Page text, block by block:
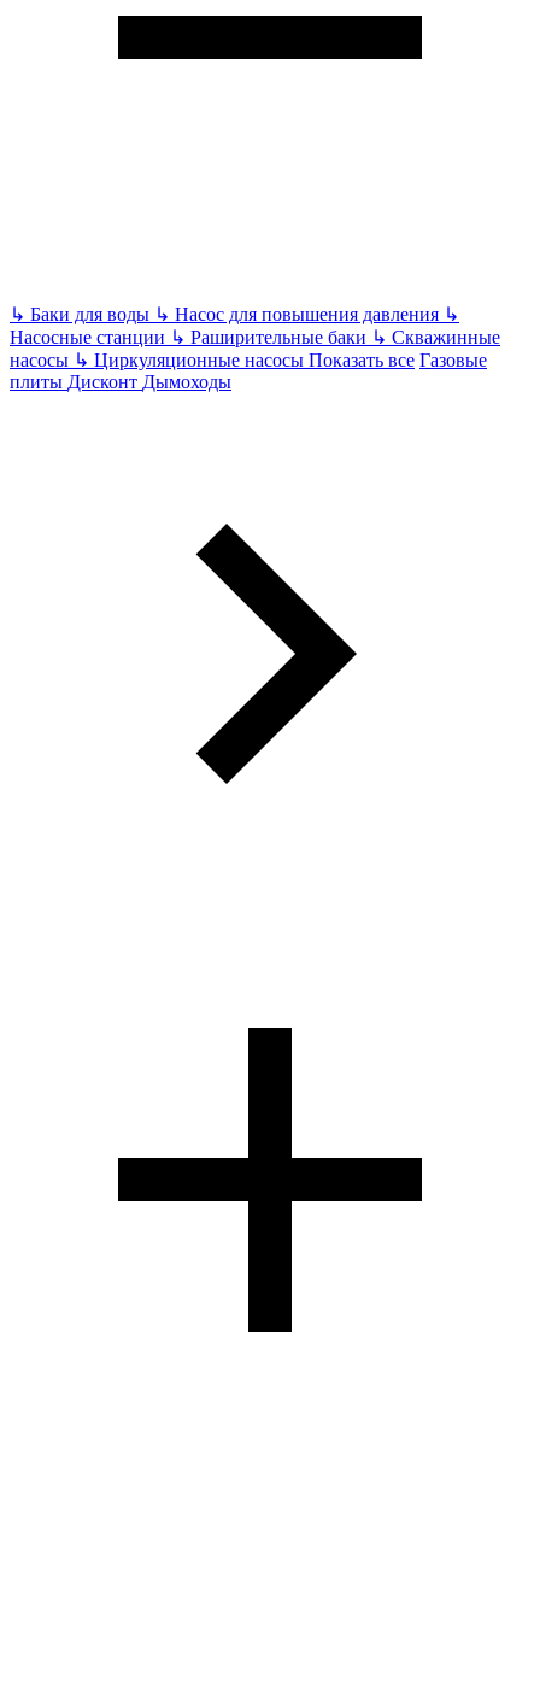
↳ Баки для воды ↳ Насос для повышения давления ↳
Насосные станции ↳ Раширительные баки ↳ Скважинные
насосы ↳ Циркуляционные насосы Показать все Газовые
плиты Дисконт Дымоходы